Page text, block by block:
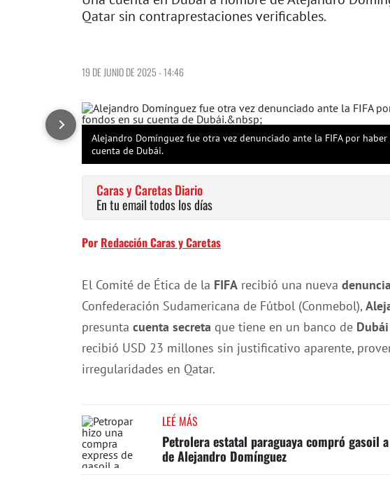
Qatar sin contraprestaciones verificables.
19 DE JUNIO DE 2025 - 14:46
Alejandro Domínguez fue otra vez denunciado ante la FIFA por
cuenta de Dubái.
Caras y Caretas Diario
En tu email todos los días
Por Redacción Caras y Caretas
El Comité de Ética de la FIFA recibió una nueva denuncia
Confederación Sudamericana de Fútbol (Conmebol),
presunta cuenta secreta que tiene en un banco de Dubái
recibió USD 23 millones sin justificativo aparente,
irregularidades en Qatar.
LEÉ MÁS
Petrolera estatal paraguaya compró gasoil
de Alejandro Domínguez